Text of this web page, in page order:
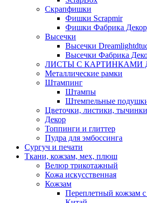
Скрапфишки
Фишки Scrapmir
Фишки Фабрика
Высечки
Высечки
Высечки Фабрика
ЛИСТЫ С КАРТИНКАМИ
Металлические рамки
Штампинг
Штампы
Штемпельные
Цветочки, листики,
Декор
Топпинги и глиттер
Пудра для эмбоссинга
Сургуч и печати
Ткани, кожзам, мех, плюш
Велюр трикотажный
Кожа искусственная
Кожзам
Переплетный кожзам